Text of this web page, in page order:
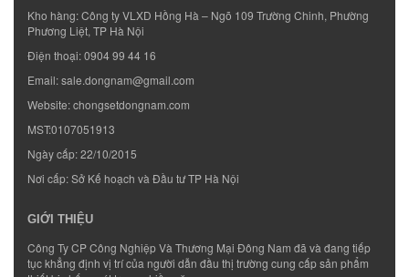
Kho hàng: Công ty VLXD Hồng Hà – Ngõ 109 Trường Chinh, Phường
Phương Liệt, TP Hà Nội
Điện thoại:0904 99 44 16
Email:sale.dongnam@gmail.com
Website:chongsetdongnam.com
MST:0107051913
Ngày cấp: 22/10/2015
Nơi cấp: Sở Kế hoạch và Đầu tư TP Hà Nội
GIỚI THIỆU
Công Ty CP Công Nghiệp Và Thương Mại Đông Nam đã và đang tiếp
tục khẳng định vị trí của người dẫn đầu thị trường cung cấp sản phẩm